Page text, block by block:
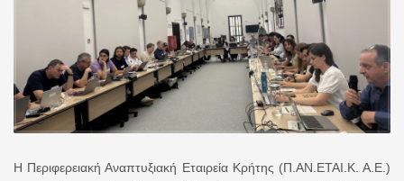
Η Περιφερειακή Αναπτυξιακή Εταιρεία Κρήτης (Π.ΑΝ.ΕΤΑΙ.Κ. Α.Ε.)